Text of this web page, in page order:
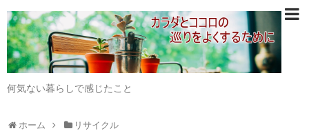
何気ない暮らしで感じたこと
ホーム リサイクル